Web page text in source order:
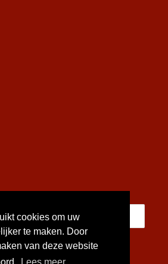
cookies om uw
te maken. Door
van deze website